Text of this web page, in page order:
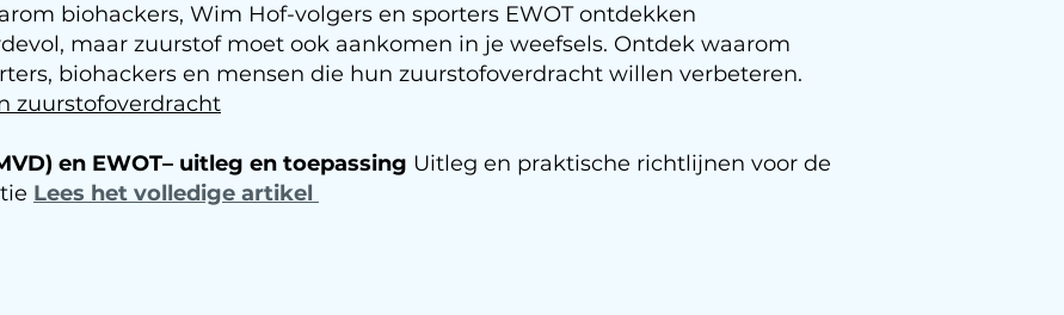
biohackers, Wim Hof-volgers en sporters EWOT ontdekken
maar zuurstof moet ook aankomen in je weefsels. Ontdek waarom
biohackers en mensen die hun zuurstofoverdracht willen verbeteren.​
zuurstofoverdracht
en EWOT– uitleg en toepassing Uitleg en praktische richtlijnen voor de
Lees het volledige artikel